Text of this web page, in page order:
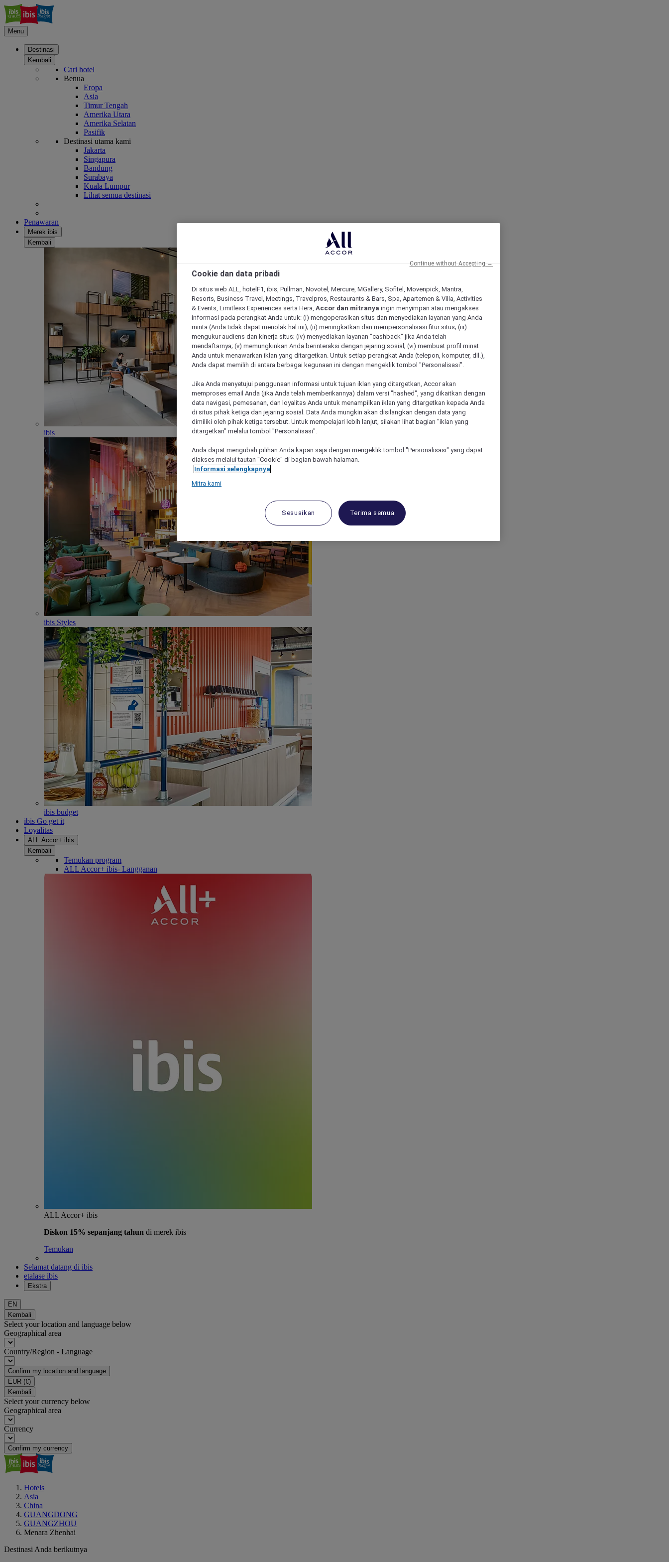
Menu
Destinasi
Kembali
Cari hotel
Benua
Eropa
Asia
Timur Tengah
Amerika Utara
Amerika Selatan
Pasifik
Destinasi utama kami
Jakarta
Singapura
Bandung
Surabaya
Kuala Lumpur
Lihat semua destinasi
Penawaran
Merek ibis
Kembali
ibis
ibis Styles
ibis budget
ibis Go get it
Loyalitas
ALL Accor+ ibis
Kembali
Temukan program
ALL Accor+ ibis- Langganan
ALL Accor+ ibis
Diskon 15% sepanjang tahun di merek ibis
Temukan
Selamat datang di ibis
etalase ibis
Ekstra
EN
Kembali
Select your location and language below
Geographical area
Country/Region - Language
Confirm my location and language
EUR (€)
Kembali
Select your currency below
Geographical area
Currency
Confirm my currency
Hotels
Asia
China
GUANGDONG
GUANGZHOU
Menara Zhenhai
Destinasi Anda berikutnya
Cookie dan data pribadi
Di situs web ALL, hotelF1, ibis, Pullman, Novotel, Mercure, MGallery, Sofitel, Movenpick, Mantra,
Resorts, Business Travel, Meetings, Travelpros, Restaurants & Bars, Spa, Apartemen & Villa, Activities
& Events, Limitless Experiences serta Hera, Accor dan mitranya ingin menyimpan atau mengakses
informasi pada perangkat Anda untuk: (i) mengoperasikan situs dan menyediakan layanan yang Anda
minta (Anda tidak dapat menolak hal ini); (ii) meningkatkan dan mempersonalisasi fitur situs; (iii)
mengukur audiens dan kinerja situs; (iv) menyediakan layanan "cashback" jika Anda telah
mendaftarnya; (v) memungkinkan Anda berinteraksi dengan jejaring sosial; (vi) membuat profil minat
Anda untuk menawarkan iklan yang ditargetkan. Untuk setiap perangkat Anda (telepon, komputer, dll.),
Anda dapat memilih di antara berbagai kegunaan ini dengan mengeklik tombol "Personalisasi".
Jika Anda menyetujui penggunaan informasi untuk tujuan iklan yang ditargetkan, Accor akan
memproses email Anda (jika Anda telah memberikannya) dalam versi "hashed", yang dikaitkan dengan
data navigasi, pemesanan, dan loyalitas Anda untuk menampilkan iklan yang ditargetkan kepada Anda
di situs pihak ketiga dan jejaring sosial. Data Anda mungkin akan disilangkan dengan data yang
dimiliki oleh pihak ketiga tersebut. Untuk mempelajari lebih lanjut, silakan lihat bagian "iklan yang
ditargetkan" melalui tombol "Personalisasi".
Anda dapat mengubah pilihan Anda kapan saja dengan mengeklik tombol "Personalisasi" yang dapat
diakses melalui tautan "Cookie" di bagian bawah halaman.
Informasi selengkapnya
Mitra kami
Sesuaikan Terima semua
Continue without Accepting →